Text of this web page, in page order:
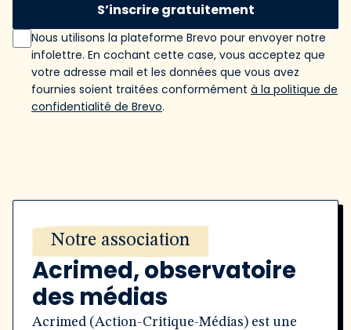
S’inscrire gratuitement
Nous utilisons la plateforme Brevo pour envoyer notre
infolettre. En cochant cette case, vous acceptez que
votre adresse mail et les données que vous avez
fournies soient traitées conformément à la politique de
confidentialité de Brevo.
Notre association
Acrimed, observatoire
des médias
Acrimed (Action-Critique-Médias) est une